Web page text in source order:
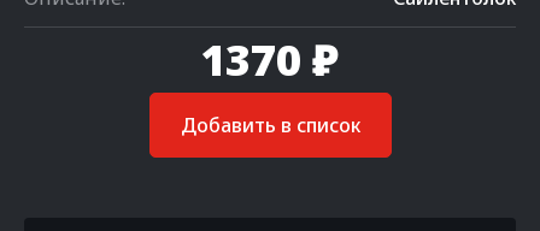
1370 ₽
Добавить в список